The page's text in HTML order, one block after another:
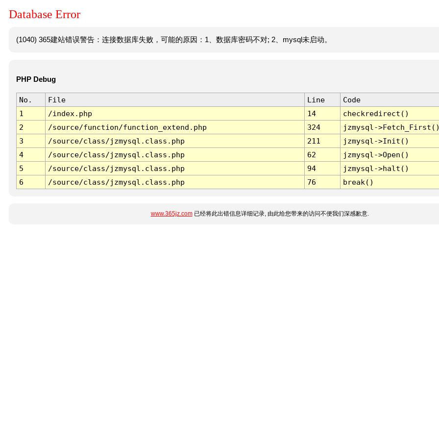
Database Error
(1040) 365建站错误警告：连接数据库失败，可能的原因：1、数据库密码不对; 2、mysql未启动。
PHP Debug
No. File Line
Code
1
/index.php 14
checkredirect()
2
/source/function/function_extend.php 324
jzmysql-
3
/source/class/jzmysql.class.php 211
jzmysql->Init()
4
/source/class/jzmysql.class.php 62
jzmysql->Open()
5
/source/class/jzmysql.class.php 94
jzmysql->halt()
6
/source/class/jzmysql.class.php 76 break()
www.365jz.com已经将此出错信息详细记录, 由此给您带来的访问不便我们深感歉意.